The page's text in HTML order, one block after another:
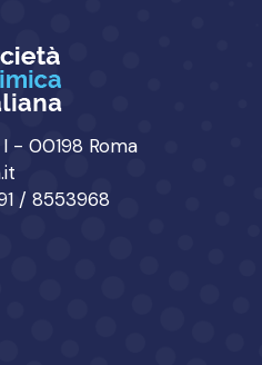
- 00198 Roma
/ 8553968